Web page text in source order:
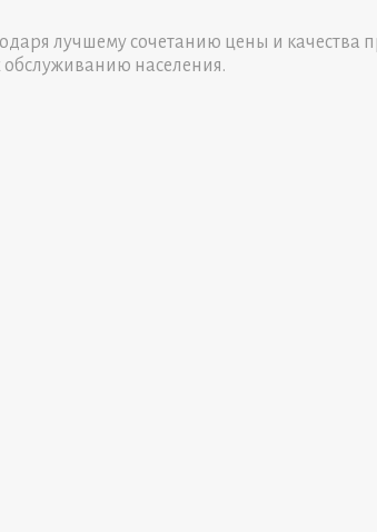
лучшему сочетанию цены и качества
населения.